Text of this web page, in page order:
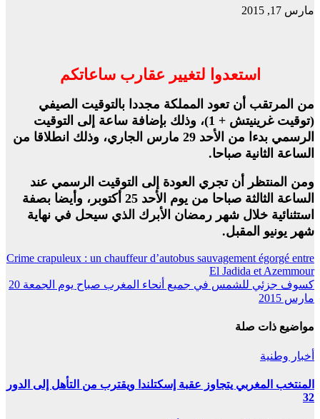
مارس 17, 2015
استعدوا لتغيير عقارب ساعاتكم
من المرتقب أن تعود المملكة مجددا بالتوقيت الصيفي
(توقيت غرينيتش + 1)، وذلك بإضافة ساعة إلى التوقيت
الرسمي بدءا من الأحد 29 مارس الجاري، وذلك انطلاقا من
الساعة الثانية صباحا.
ومن المنتظر أن تجري العودة إلى التوقيت الرسمي عند
الساعة الثالثة صباحا من يوم الأحد 25 أكتوبر، وأيضا بصفة
استثنائية خلال شهر رمضان الأبرك الذي سيحل في نهاية
شهر يونيو المقبل.
تصفّح
المقالات
Crime crapuleux : un chauffeur d’autobus sauvagement égorgé entre
El Jadida et Azemmour
كسوف جزئي للشمس في جميع أنحاء المغرب صباح يوم الجمعة 20
مارس 2015
مواضيع ذات صلة
أخبار وطنية
المنتخب المغربي يتجاوز عقبة إسكتلندا ويقترب من التأهل إلى الدور
32